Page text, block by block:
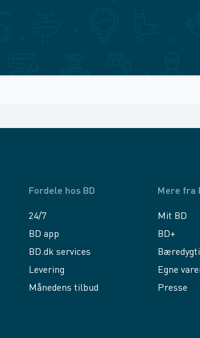
Fordele hos BD
24/7
BD app
BD.dk services
Levering
Månedens tilbud
Mere fra
Mit BD
BD+
Egne
Presse